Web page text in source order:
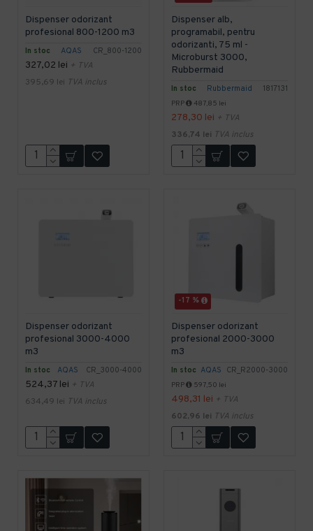
In stoc AQAS CR_800-1200
Dispenser odorizant
profesional 800-1200 m3
327,02 lei + TVA
395,69 lei TVA inclus
In stoc Rubbermaid 1817131
Dispenser alb,
programabil, pentru
odorizanti, 75 ml -
Microburst 3000,
Rubbermaid
PRP 487,85 lei
278,30 lei + TVA
336,74 lei TVA inclus
In stoc AQAS CR_3000-4000
Dispenser odorizant
profesional 3000-4000
m3
524,37 lei + TVA
634,49 lei TVA inclus
-17 %
In stoc AQAS CR_R2000-3000
Dispenser odorizant
profesional 2000-3000
m3
PRP 597,50 lei
498,31 lei + TVA
602,96 lei TVA inclus